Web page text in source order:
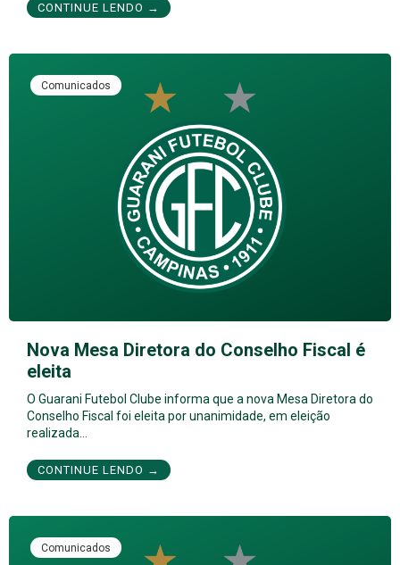
CONTINUE LENDO →
Comunicados
Nova Mesa Diretora do Conselho Fiscal é
eleita
O Guarani Futebol Clube informa que a nova Mesa Diretora do
Conselho Fiscal foi eleita por unanimidade, em eleição
realizada…
CONTINUE LENDO →
Comunicados